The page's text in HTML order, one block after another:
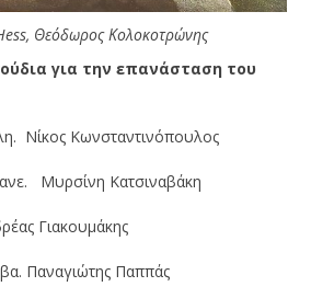
Θεόδωρος Κολοκοτρώνης
για την επανάσταση του
Νίκος Κωνσταντινόπουλος
Μυρσίνη Κατσιναβάκη
Γιακουμάκης
Παναγιώτης Παππάς